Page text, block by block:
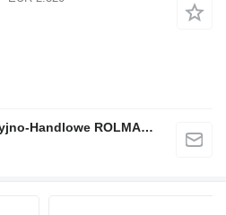
Przedsiębiorstwo Produkcyjno-Handlowe ROLMAPOL Marcin Dziekan